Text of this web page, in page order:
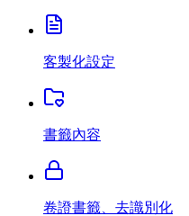
客製化設定
書籤內容
卷證書籤、去識別化